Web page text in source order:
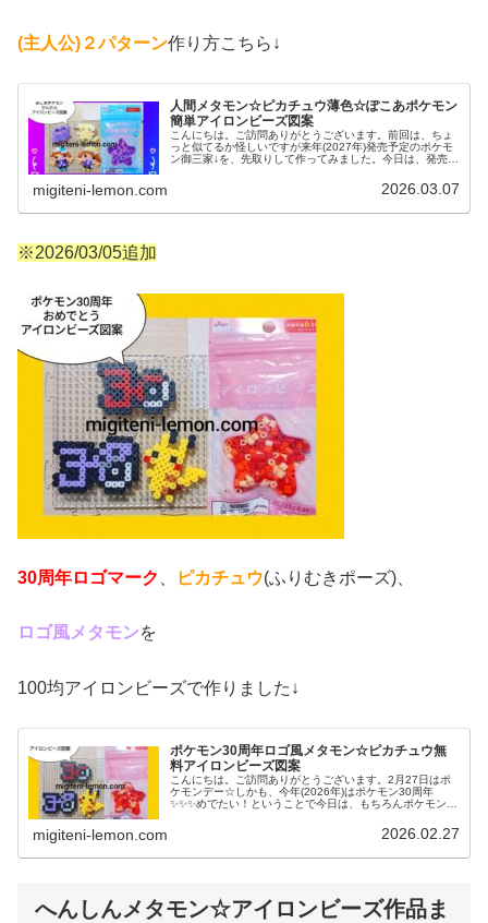
(主人公) ２パターン作り方こちら↓
人間メタモン☆ピカチュウ薄色☆ぽこあポケモン
簡単アイロンビーズ図案
こんにちは。ご訪問ありがとうございます。前回は、ちょ
っと似てるか怪しいですが来年(2027年)発売予定のポケモ
ン御三家↓を、先取りして作ってみました。今日は、発売す
migiteni-lemon.com 2026.03.07
※2026/03/05追加
30周年ロゴマーク ピカチュウ(ふりむきポーズ)、
ロゴ風メタモンを
100均アイロンビーズで作りました↓
ポケモン30周年ロゴ風メタモン☆ピカチュウ無
料アイロンビーズ図案
こんにちは。ご訪問ありがとうございます。2月27日はポ
ケモンデー☆しかも、今年(2026年)はポケモン30周年
✨️✨️✨️めでたい！ということで今日は、もちろんポケモン図
migiteni-lemon.com 2026.02.27
へんしんメタモン☆アイロンビーズ作品ま